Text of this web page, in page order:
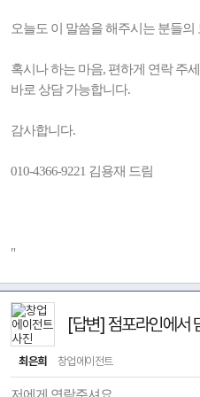
오늘도 이 말씀을 해주시는 분들
혹시나 하는 마음, 편하게 연락 주
바로 상담 가능합니다.
감사합니다.
010-4366-9221 김용재 드림
"
[답변] 점포라인에서
최은희 창업에이전트